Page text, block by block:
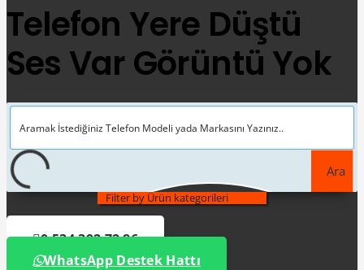
Telefon Yere Düştü
Ses Var Görüntü Yok
Ara
Filter by Ürün kategorileri
0 534 392 72 86
WhatsApp Destek Hattı